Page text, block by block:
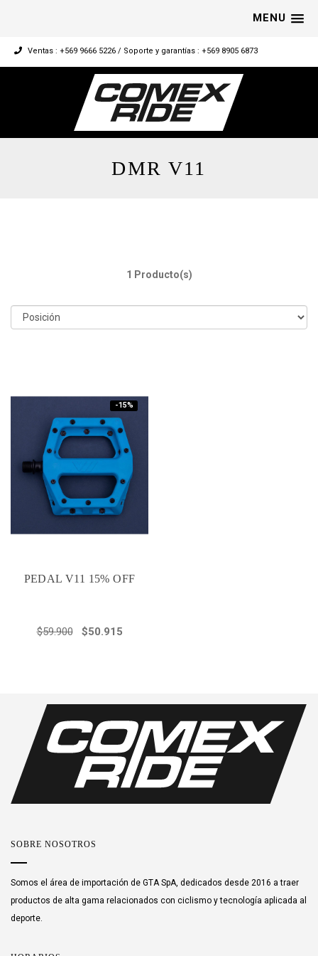
MENU
Ventas : +569 9666 5226 / Soporte y garantías : +569 8905 6873
DMR V11
1 Producto(s)
-15%
PEDAL V11 15% OFF
$59.900 $50.915
SOBRE NOSOTROS
Somos el área de importación de GTA SpA, dedicados desde 2016 a traer
productos de alta gama relacionados con ciclismo y tecnología aplicada al
deporte.